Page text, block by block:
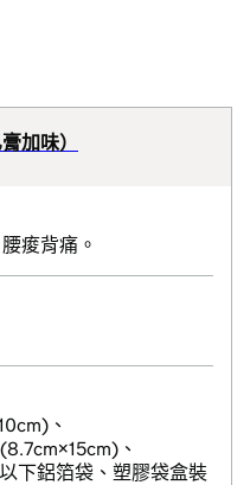
加味）
痠背痛。
、
、
下鋁箔袋、塑膠袋盒裝